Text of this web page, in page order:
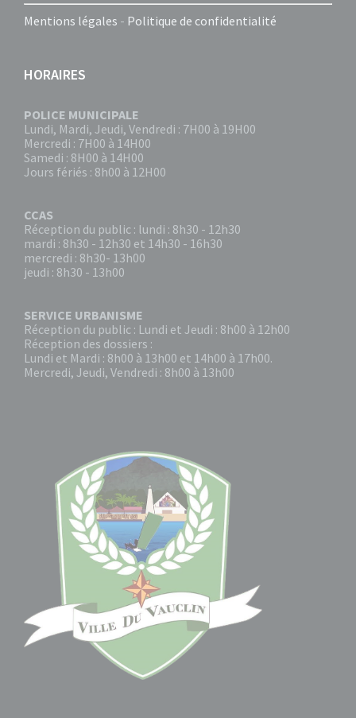
Mentions légales - Politique de confidentialité
HORAIRES
POLICE MUNICIPALE
Lundi, Mardi, Jeudi, Vendredi : 7H00 à 19H00
Mercredi : 7H00 à 14H00
Samedi : 8H00 à 14H00
Jours fériés : 8h00 à 12H00
CCAS
Réception du public : lundi : 8h30 - 12h30
mardi : 8h30 - 12h30 et 14h30 - 16h30
mercredi : 8h30- 13h00
jeudi : 8h30 - 13h00
SERVICE URBANISME
Réception du public : Lundi et Jeudi : 8h00 à 12h00
Réception des dossiers :
Lundi et Mardi : 8h00 à 13h00 et 14h00 à 17h00.
Mercredi, Jeudi, Vendredi : 8h00 à 13h00